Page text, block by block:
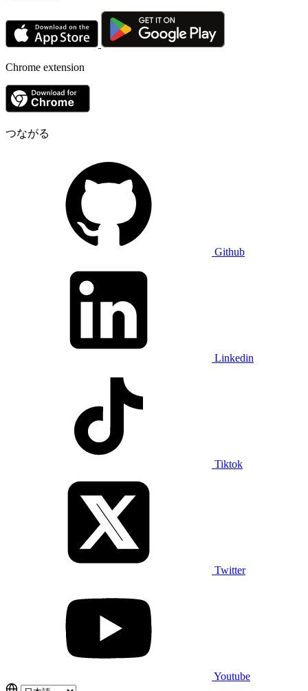
Chrome extension
つながる
Github
Linkedin
Tiktok
Twitter
Youtube